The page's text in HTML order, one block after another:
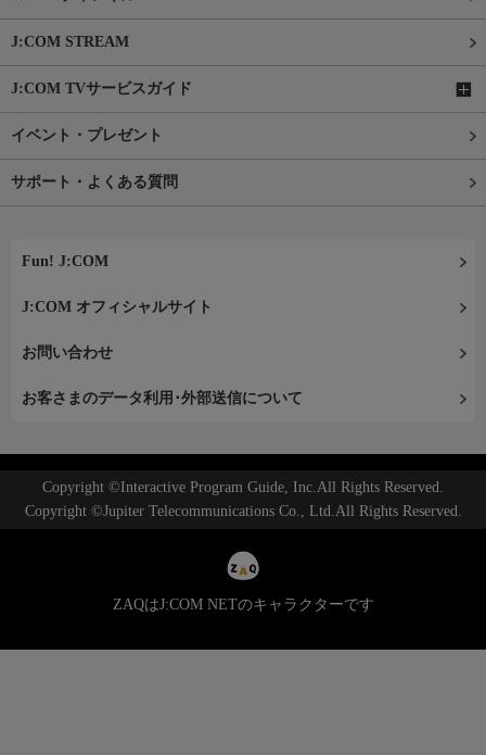
J:COM STREAM
J:COM TVサービスガイド
イベント・プレゼント
サポート・よくある質問
Fun! J:COM
J:COM オフィシャルサイト
お問い合わせ
お客さまのデータ利用･外部送信について
Copyright ©Interactive Program Guide, Inc.All Rights Reserved.
Copyright ©Jupiter Telecommunications Co., Ltd.All Rights Reserved.
ZAQはJ:COM NETのキャラクターです